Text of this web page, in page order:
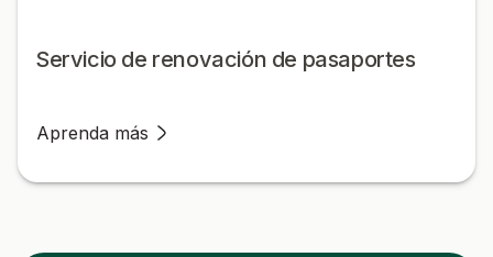
Servicio de renovación de pasaportes
Aprenda más